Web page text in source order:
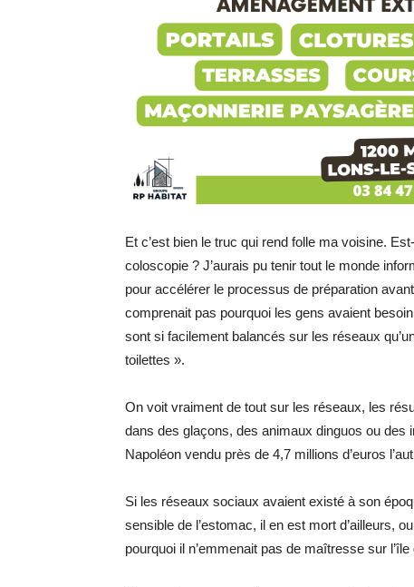
Et c’est bien le truc qui rend folle ma voisine.
coloscopie ? J’aurais pu tenir tout le monde
pour accélérer le processus de préparation
comprenait pas pourquoi les gens avaient
sont si facilement balancés sur les réseaux
toilettes ».
On voit vraiment de tout sur les réseaux, les
dans des glaçons, des animaux dinguos ou des
Napoléon vendu près de 4,7 millions d’euros
Si les réseaux sociaux avaient existé à son
sensible de l’estomac, il en est mort d’ailleurs,
pourquoi il n’emmenait pas de maîtresse sur l’île